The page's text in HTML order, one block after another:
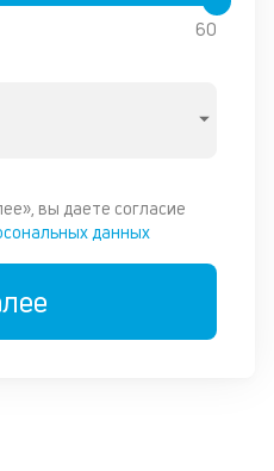
60
вы даете согласие
данных